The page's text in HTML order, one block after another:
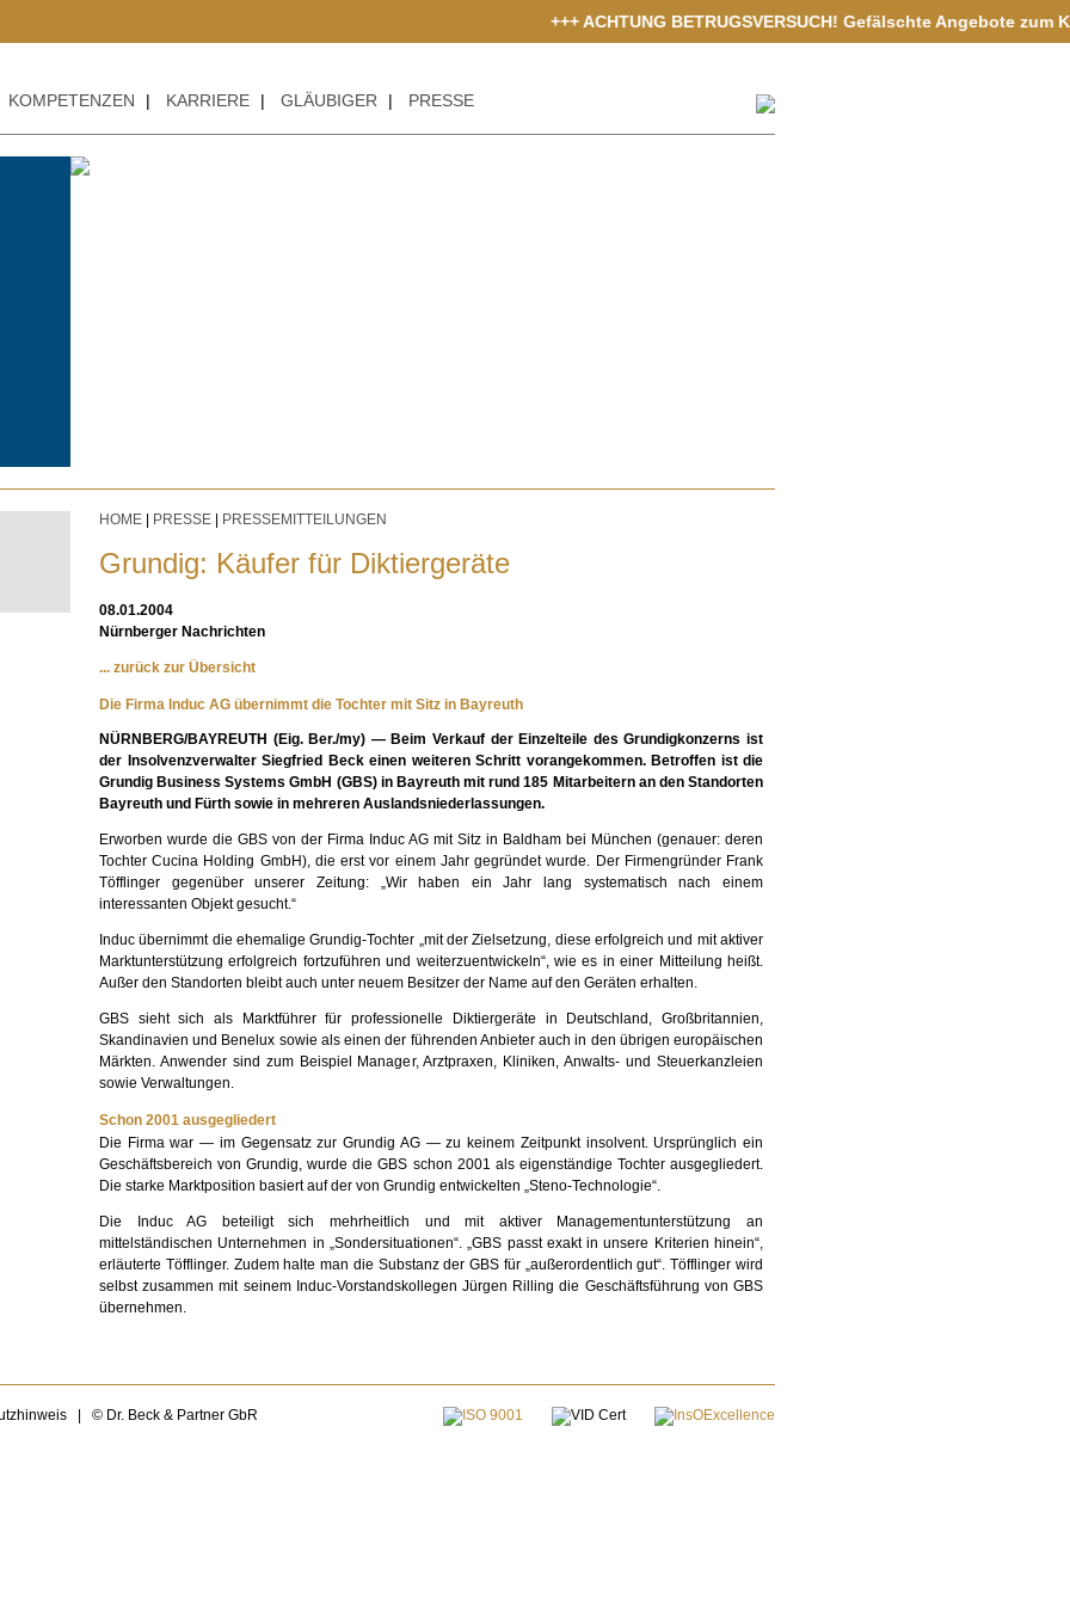
+++ ACHTUNG BETRUGSVERSUCH! Gefälschte Angebote zum
KOMPETENZEN | KARRIERE | GLÄUBIGER | PRESSE
HOME PRESSE PRESSEMITTEILUNGEN
Grundig: Käufer für Diktiergeräte
08.01.2004
Nürnberger Nachrichten
... zurück zur Übersicht
Die Firma Induc AG übernimmt die Tochter mit Sitz in Bayreuth
NÜRNBERG/BAYREUTH (Eig. Ber./my) — Beim Verkauf der Einzelteile des Grundigkonzerns ist
der Insolvenzverwalter Siegfried Beck einen weiteren Schritt vorangekommen. Betroffen ist die
Grundig Business Systems GmbH (GBS) in Bayreuth mit rund 185 Mitarbeitern an den Standorten
Bayreuth und Fürth sowie in mehreren Auslandsniederlassungen.
Erworben wurde die GBS von der Firma Induc AG mit Sitz in Baldham bei München (genauer: deren
Tochter Cucina Holding GmbH), die erst vor einem Jahr gegründet wurde. Der Firmengründer Frank
Töfflinger gegenüber unserer Zeitung: „Wir haben ein Jahr lang systematisch nach einem
interessanten Objekt gesucht.“
Induc übernimmt die ehemalige Grundig-Tochter „mit der Zielsetzung, diese erfolgreich und mit aktiver
Marktunterstützung erfolgreich fortzuführen und weiterzuentwickeln“, wie es in einer Mitteilung heißt.
Außer den Standorten bleibt auch unter neuem Besitzer der Name auf den Geräten erhalten.
GBS sieht sich als Marktführer für professionelle Diktiergeräte in Deutschland, Großbritannien,
Skandinavien und Benelux sowie als einen der führenden Anbieter auch in den übrigen europäischen
Märkten. Anwender sind zum Beispiel Manager, Arztpraxen, Kliniken, Anwalts- und Steuerkanzleien
sowie Verwaltungen.
Schon 2001 ausgegliedert
Die Firma war — im Gegensatz zur Grundig AG — zu keinem Zeitpunkt insolvent. Ursprünglich ein
Geschäftsbereich von Grundig, wurde die GBS schon 2001 als eigenständige Tochter ausgegliedert.
Die starke Marktposition basiert auf der von Grundig entwickelten „Steno-Technologie“.
Die Induc AG beteiligt sich mehrheitlich und mit aktiver Managementunterstützung an
mittelständischen Unternehmen in „Sondersituationen“. „GBS passt exakt in unsere Kriterien hinein“,
erläuterte Töfflinger. Zudem halte man die Substanz der GBS für „außerordentlich gut“. Töfflinger wird
selbst zusammen mit seinem Induc-Vorstandskollegen Jürgen Rilling die Geschäftsführung von GBS
übernehmen.
© Dr. Beck & Partner GbR